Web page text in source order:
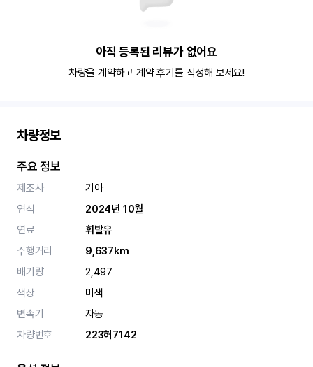
아직 등록된 리뷰가 없어요
차량을 계약하고 계약 후기를 작성해 보세요!
차량정보
주요 정보
제조사
기아
연식
2024년 10월
연료
휘발유
주행거리
9,637km
배기량
2,497
색상
미색
변속기
자동
차량번호
223허7142